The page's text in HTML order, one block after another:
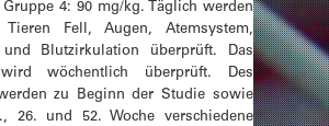
4: 90 mg/kg. Täglich werden
Fell, Augen, Atemsystem,
und Blutzirkulation überprüft. Das
wöchentlich überprüft. Des
zu Beginn der Studie sowie
26. und 52. Woche verschiedene